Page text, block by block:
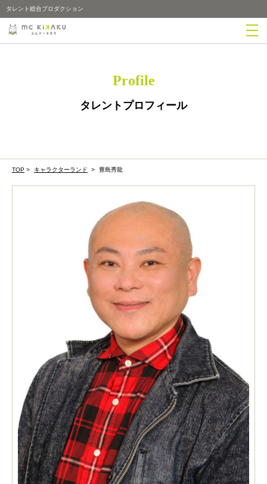
タレント総合プロダクション
Profile
タレントプロフィール
TOP > キャラクターランド > 豊島秀龍